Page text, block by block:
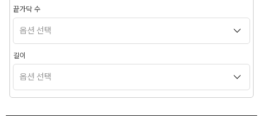
끝가닥 수
길이